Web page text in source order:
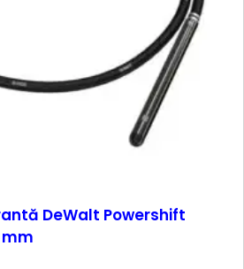
DeWalt Powershift
mm